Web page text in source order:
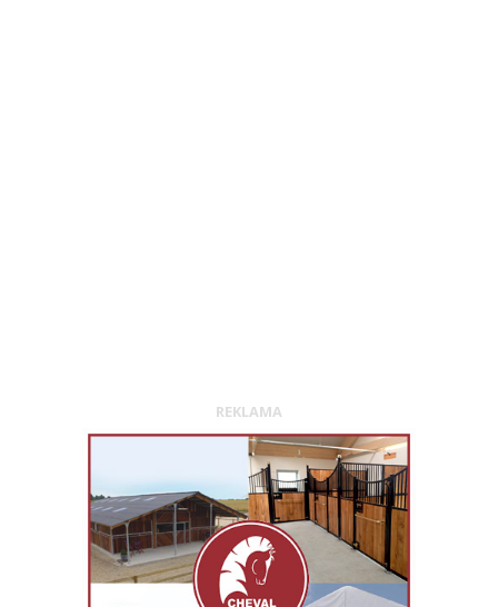
REKLAMA